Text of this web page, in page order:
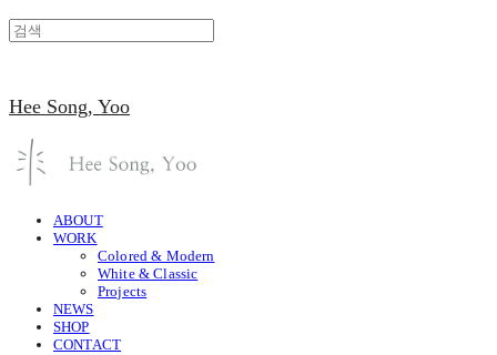
Hee Song, Yoo
ABOUT
WORK
Colored & Modern
White & Classic
Projects
NEWS
SHOP
CONTACT